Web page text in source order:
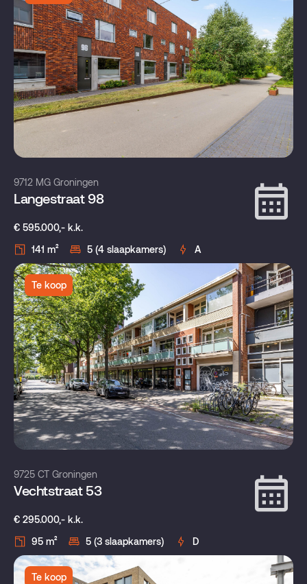
9712 MG Groningen
Langestraat 98
€ 595.000,- k.k.
141 m²
5 (4 slaapkamers) A
Te koop
9725 CT Groningen
Vechtstraat 53
€ 295.000,- k.k.
95 m²
5 (3 slaapkamers) D
Te koop